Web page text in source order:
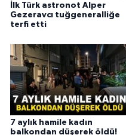
İlk Türk astronot Alper
Gezeravcı tuğgeneralliğe
terfi etti
7 aylık hamile kadın
balkondan düşerek öldü!